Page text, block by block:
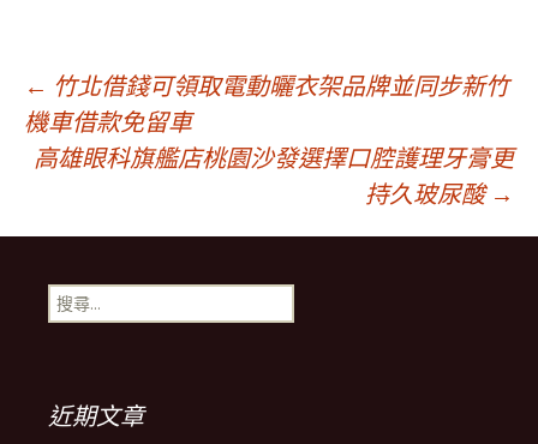
文
章
導
覽
列
← 竹北借錢可領取電動曬衣架品牌並同步新竹
機車借款免留車
高雄眼科旗艦店桃園沙發選擇口腔護理牙膏更
持久玻尿酸 →
搜
尋
近期文章